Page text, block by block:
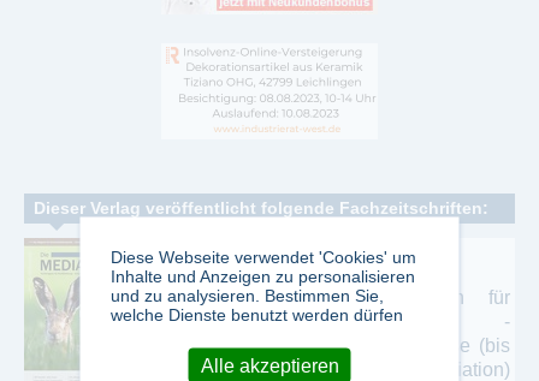
Dieser Verlag veröffentlicht folgende Fachzeitschriften:
Die Mediation
Die Mediation - Das Magazin für
Kommunikationsprofis -
Handlungsempfehlungen und Impluse (bis
04/2015 Die Wirtschaftsmediation)
Diese Webseite verwendet 'Cookies' um
Inhalte und Anzeigen zu personalisieren
und zu analysieren. Bestimmen Sie,
welche Dienste benutzt werden dürfen
Alle akzeptieren